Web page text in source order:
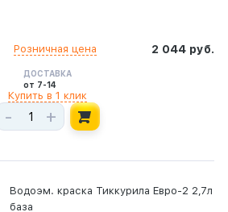
2 044 руб.
Розничная цена
ДОСТАВКА
от 7-14
- +
Купить в 1 клик
Водоэм. краска Тиккурила Евро-2 2,7л
база